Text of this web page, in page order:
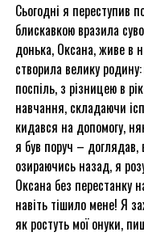
Сьогодні я переступив
блискавкою вразила
донька, Оксана, живе в
створила велику
поспіль, з різницею в
навчання, складаючи
кидався на допомогу,
я був поруч – доглядав,
озираючись назад, я
Оксана без перестанку
навіть тішило мене! Я
як ростуть мої онуки,